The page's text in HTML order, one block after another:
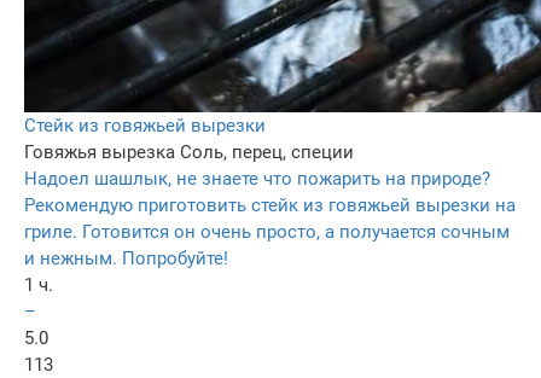
Стейк из говяжьей вырезки
Говяжья вырезка Соль, перец, специи
Надоел шашлык, не знаете что пожарить на природе?
Рекомендую приготовить стейк из говяжьей вырезки на
гриле. Готовится он очень просто, а получается сочным
и нежным. Попробуйте!
1 ч.
–
5.0
113